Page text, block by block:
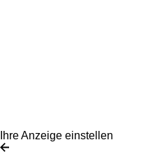
Ihre Anzeige einstellen